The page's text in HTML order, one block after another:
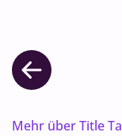
Mehr über Title